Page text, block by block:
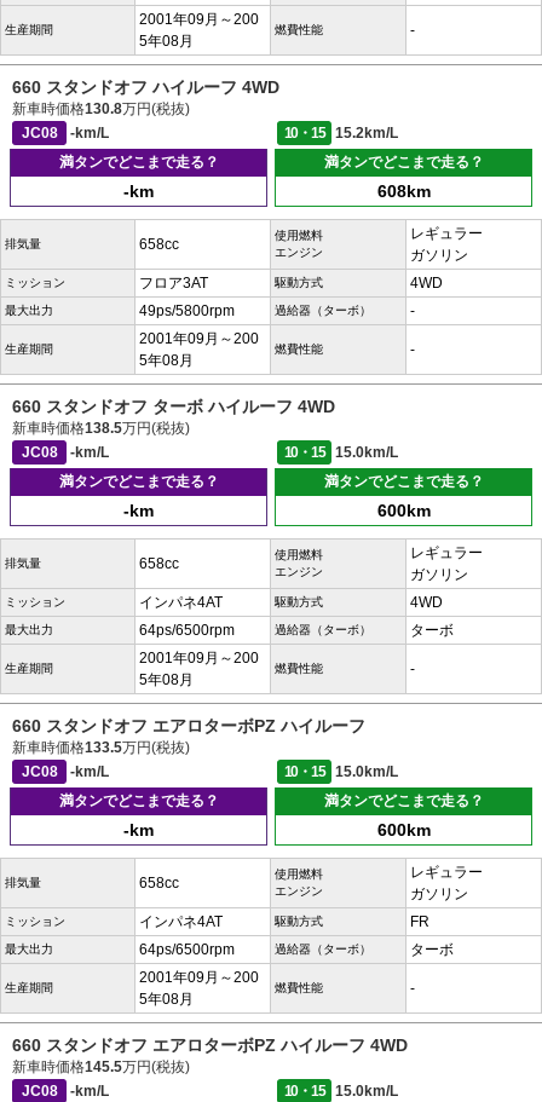
生産期間
2001年09月～200
5年08月
燃費性能 -
660 スタンドオフ ハイルーフ 4WD
新車時価格130.8万円(税抜)
JC08
-km/L 10・15
15.2km/L
満タンでどこまで走る？
-km
満タンでどこまで走る？
608km
排気量 658cc
使用燃料
エンジン
レギュラー
ガソリン
ミッション フロア3AT 駆動方式 4WD
最大出力 49ps/5800rpm 過給器（ターボ） -
生産期間
2001年09月～200
5年08月
燃費性能 -
660 スタンドオフ ターボ ハイルーフ 4WD
新車時価格138.5万円(税抜)
JC08
-km/L 10・15
15.0km/L
満タンでどこまで走る？
-km
満タンでどこまで走る？
600km
排気量 658cc
使用燃料
エンジン
レギュラー
ガソリン
ミッション インパネ4AT 駆動方式 4WD
最大出力 64ps/6500rpm 過給器（ターボ） ターボ
生産期間
2001年09月～200
5年08月
燃費性能 -
660 スタンドオフ エアロターボPZ ハイルーフ
新車時価格133.5万円(税抜)
JC08
-km/L 10・15
15.0km/L
満タンでどこまで走る？
-km
満タンでどこまで走る？
600km
排気量 658cc
使用燃料
エンジン
レギュラー
ガソリン
ミッション インパネ4AT 駆動方式 FR
最大出力 64ps/6500rpm 過給器（ターボ） ターボ
生産期間
2001年09月～200
5年08月
燃費性能 -
660 スタンドオフ エアロターボPZ ハイルーフ 4WD
新車時価格145.5万円(税抜)
JC08
-km/L 10・15
15.0km/L